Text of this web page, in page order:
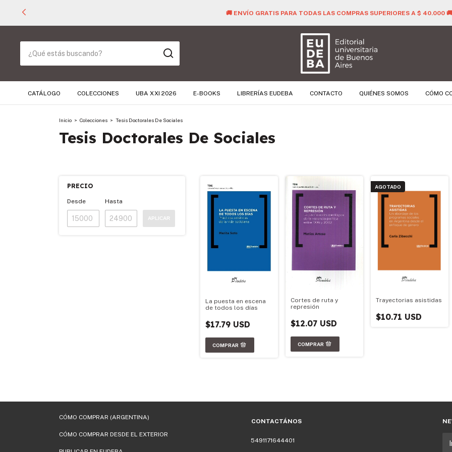
🚚 ENVÍO GRATIS PARA TODAS LAS COMPRAS SUPERIORES A $ 40.000 🚚
CATÁLOGO COLECCIONES UBA XXI 2026 E-BOOKS LIBRERÍAS EUDEBA CONTACTO QUIÉNES SOMOS CÓMO
Inicio > Colecciones > Tesis Doctorales De Sociales
Tesis Doctorales De Sociales
PRECIO
Desde Hasta
APLICAR
La puesta en escena
de todos los días
$17.79 USD
Cortes de ruta y
represión
$12.07 USD
AGOTADO
Trayectorias asistidas
$10.71 USD
CÓMO COMPRAR (ARGENTINA)
CÓMO COMPRAR DESDE EL EXTERIOR
CONTACTÁNOS
5491171644401